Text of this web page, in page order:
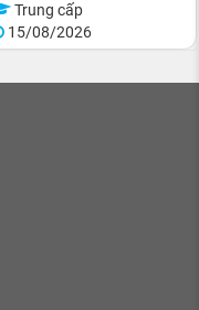
Trung cấp
15/08/2026